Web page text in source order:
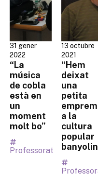
31 gener
2022
“La
música
de cobla
està en
un
moment
molt bo”
Professorat
13 octubre
2021
“Hem
deixat
una
petita
a la
cultura
popular